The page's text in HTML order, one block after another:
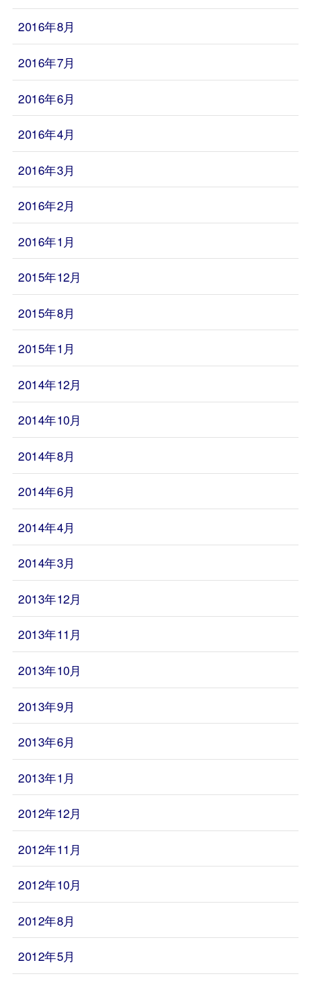
2016年8月
2016年7月
2016年6月
2016年4月
2016年3月
2016年2月
2016年1月
2015年12月
2015年8月
2015年1月
2014年12月
2014年10月
2014年8月
2014年6月
2014年4月
2014年3月
2013年12月
2013年11月
2013年10月
2013年9月
2013年6月
2013年1月
2012年12月
2012年11月
2012年10月
2012年8月
2012年5月